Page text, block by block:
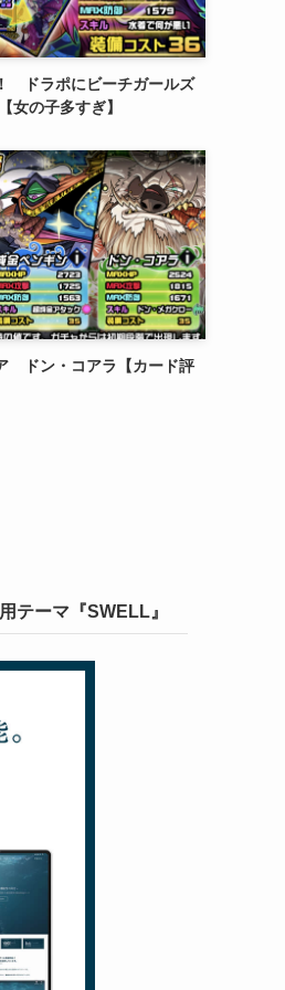
ドラポにビーチガールズ
女の子多すぎ】
ドン・コアラ【カード評
テーマ『SWELL』